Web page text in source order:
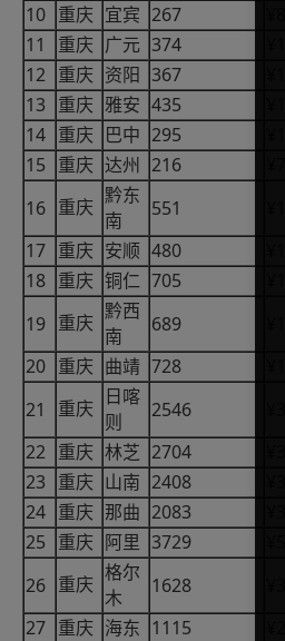
10
重庆 宜宾 267
11
重庆 广元 374
12
重庆 资阳 367
13
重庆 雅安 435
14
重庆 巴中 295
15
重庆 达州 216
16
重庆
黔东
南
551
17
重庆 安顺 480
18
重庆 铜仁 705
19
重庆
黔西
南
689
20
重庆 曲靖 728
21
重庆
日喀
则
2546
22
重庆 林芝 2704
23
重庆 山南 2408
24
重庆 那曲 2083
25
重庆 阿里 3729
26
重庆
格尔
木
1628
27
重庆 海东 1115